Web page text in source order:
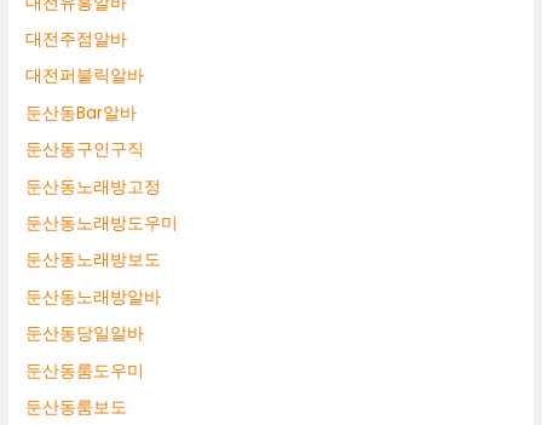
대전주점알바
대전퍼블릭알바
둔산동Bar알바
둔산동구인구직
둔산동노래방고정
둔산동노래방도우미
둔산동노래방보도
둔산동노래방알바
둔산동당일알바
둔산동룸도우미
둔산동룸보도